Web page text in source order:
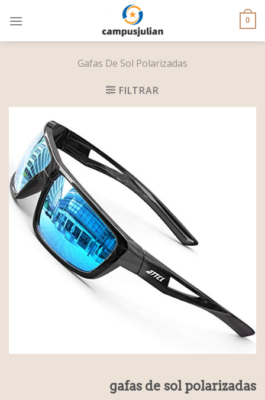
0
Gafas De Sol Polarizadas
FILTRAR
gafas de sol polarizadas